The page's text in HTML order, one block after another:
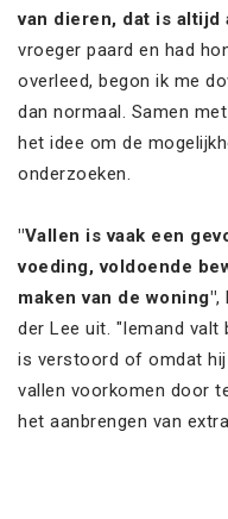
van dieren, dat is altijd
vroeger paard en had
overleed, begon ik me
dan normaal. Samen
het idee om de
onderzoeken.
"Vallen is vaak een
voeding, voldoende
maken van de woning",
der Lee uit. "Iemand
is verstoord of omdat
vallen voorkomen door
het aanbrengen van